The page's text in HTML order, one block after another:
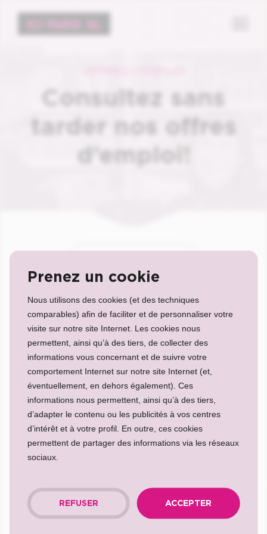
Consultez sans
tarder nos offres
d’emploi!
Pas de résultats
Ne vous inquiétez pas, nous n'avons actuellement
aucun poste vacant en fonction de votre sélection
de filtres. Mais n’oubliez pas de garder un œil sur
notre site Internet. De nouveaux postes vacants
apparaissent régulièrement et pourraient
parfaitement vous convenir.
Prenez un cookie
Nous utilisons des cookies (et des techniques
comparables) afin de faciliter et de personnaliser votre
visite sur notre site Internet. Les cookies nous
permettent, ainsi qu’à des tiers, de collecter des
informations vous concernant et de suivre votre
comportement Internet sur notre site Internet (et,
éventuellement, en dehors également). Ces
informations nous permettent, ainsi qu’à des tiers,
d’adapter le contenu ou les publicités à vos centres
d’intérêt et à votre profil. En outre, ces cookies
permettent de partager des informations via les réseaux
sociaux.
REFUSER ACCEPTER